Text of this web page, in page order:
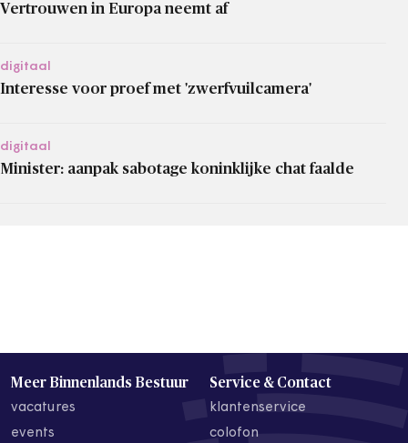
Vertrouwen in Europa neemt af
digitaal
Interesse voor proef met 'zwerfvuilcamera'
digitaal
Minister: aanpak sabotage koninklijke chat faalde
Meer Binnenlands Bestuur
vacatures
events
Service & Contact
klantenservice
colofon